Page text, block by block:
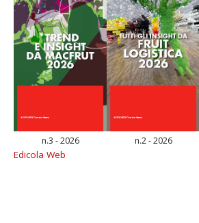
n.3 - 2026 n.2 - 2026
Edicola Web